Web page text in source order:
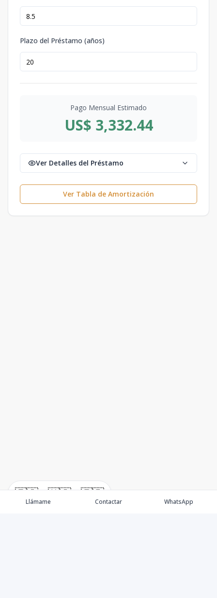
🇪🇸 🇺🇸 🇫🇷
Plazo del Préstamo (años)
Pago Mensual Estimado
US$ 3,332.44
Ver Detalles del Préstamo
Ver Tabla de Amortización
Llámame Contactar WhatsApp